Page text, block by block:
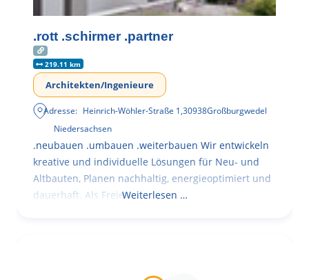
.rott .schirmer .partner
219.11 km
Architekten/Ingenieure
Adresse: Heinrich-Wöhler-Straße 1,30938Großburgwedel
Niedersachsen
.neubauen .umbauen .weiterbauen Wir entwickeln
kreative und individuelle Lösungen für Neu- und
Altbauten, Planen nachhaltig, energieoptimiert und
dauerhaft. Als FreieWeiterlesen …